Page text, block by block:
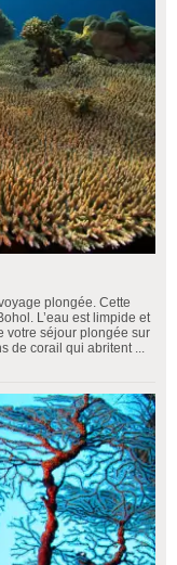
plongée. Cette
L’eau est limpide et
votre séjour plongée sur
de corail qui abritent ...